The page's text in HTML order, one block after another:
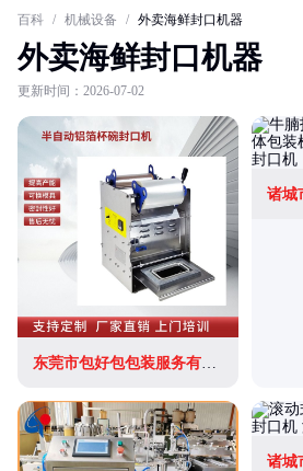
百科 / 机械设备 / 外卖海鲜封口机器
外卖海鲜封口机器
更新时间：2026-07-02
东莞市包好包包装服务有限公司